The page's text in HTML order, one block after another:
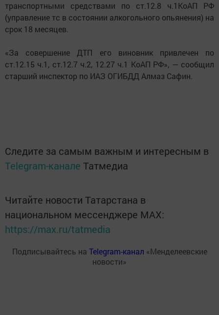
транспортными средствами по ст.12.8 ч.1КоАП РФ
(управление тс в состоянии алкогольного опьянения) на
срок 18 месяцев.
«За совершение ДТП его виновник привлечен по
ст.12.15 ч.1, ст.12.7 ч.2, 12.27 ч.1 КоАП РФ», — сообщил
старший инспектор по ИАЗ ОГИБДД Алмаз Сафин.
Следите за самым важным и интересным в
Telegram-канале Татмедиа
Читайте новости Татарстана в
национальном мессенджере MАХ:
https://max.ru/tatmedia
Подписывайтесь на Telegram-канал «Менделеевские
новости»